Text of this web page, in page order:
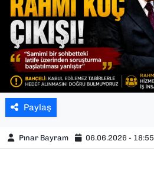
Paylaş
Pınar Bayram 06.06.2026 - 18:55
YAŞAM
YEREL YÖNETİMLER